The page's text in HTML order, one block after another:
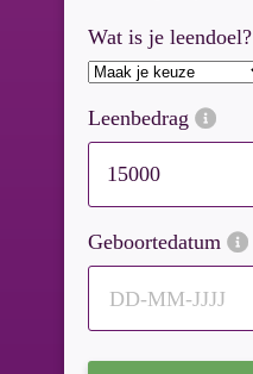
Wat is je leendoel?
Leenbedrag
Geboortedatum
DD-MM-JJJJ